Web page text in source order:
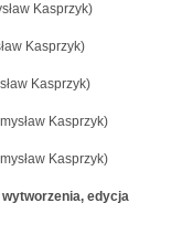
Kasprzyk)
Kasprzyk)
Kasprzyk)
Kasprzyk)
Kasprzyk)
edycja